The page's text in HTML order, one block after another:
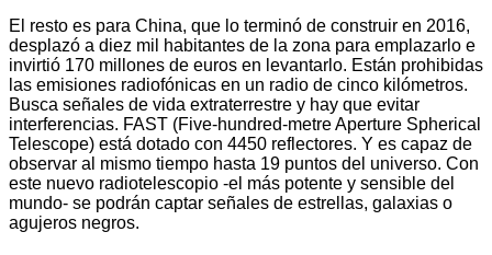
El resto es para China, que lo terminó de construir en 2016,
desplazó a diez mil habitantes de la zona para emplazarlo e
invirtió 170 millones de euros en levantarlo. Están prohibidas
las emisiones radiofónicas en un radio de cinco kilómetros.
Busca señales de vida extraterrestre y hay que evitar
interferencias. FAST (Five-hundred-metre Aperture Spherical
Telescope) está dotado con 4450 reflectores. Y es capaz de
observar al mismo tiempo hasta 19 puntos del universo. Con
este nuevo radiotelescopio -el más potente y sensible del
mundo- se podrán captar señales de estrellas, galaxias o
agujeros negros.